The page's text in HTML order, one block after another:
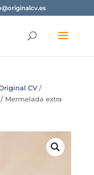
CV/
/ Mermelada extra